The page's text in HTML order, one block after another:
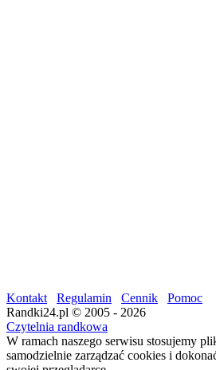
Kontakt Regulamin Cennik
Pomoc
Randki24.pl © 2005 - 2026
Czytelnia randkowa
W ramach naszego serwisu stosujemy
samodzielnie zarządzać cookies i